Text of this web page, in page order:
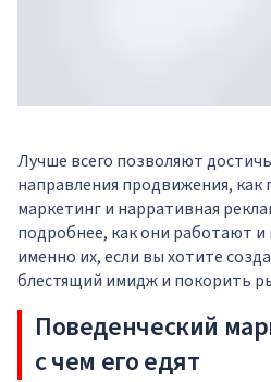
Лучше всего позволяют
направления продвижения, как
маркетинг и нарративная
подробнее, как они работают
именно их, если вы хотите
блестящий имидж и покорить
Поведенческий
с чем его едят